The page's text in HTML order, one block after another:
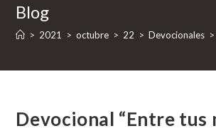
Blog
> 2021 > octubre > 22 > Devocionales >
Devocional “Entre tus